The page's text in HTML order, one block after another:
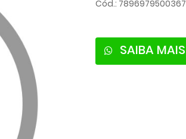
Cód.: 7896979500367
SAIBA MAIS